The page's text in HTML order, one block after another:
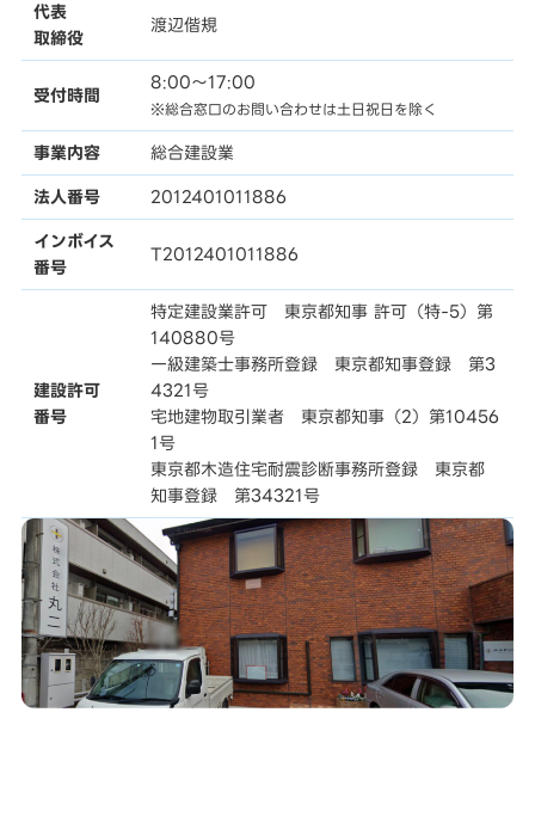
代表
取締役
渡辺偕規
受付時間
8:00〜17:00
※総合窓口のお問い合わせは土日祝日を除く
事業内容 総合建設業
法人番号 2012401011886
インボイス
番号
T2012401011886
建設許可
番号
特定建設業許可 東京都知事 許可（特-5）第
140880号
一級建築士事務所登録 東京都知事登録 第3
4321号
宅地建物取引業者 東京都知事（2）第10456
1号
東京都木造住宅耐震診断事務所登録 東京都
知事登録 第34321号